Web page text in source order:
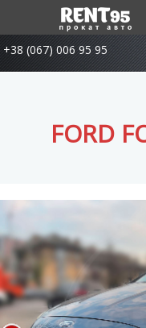
+38 (067) 006 95 95
FORD